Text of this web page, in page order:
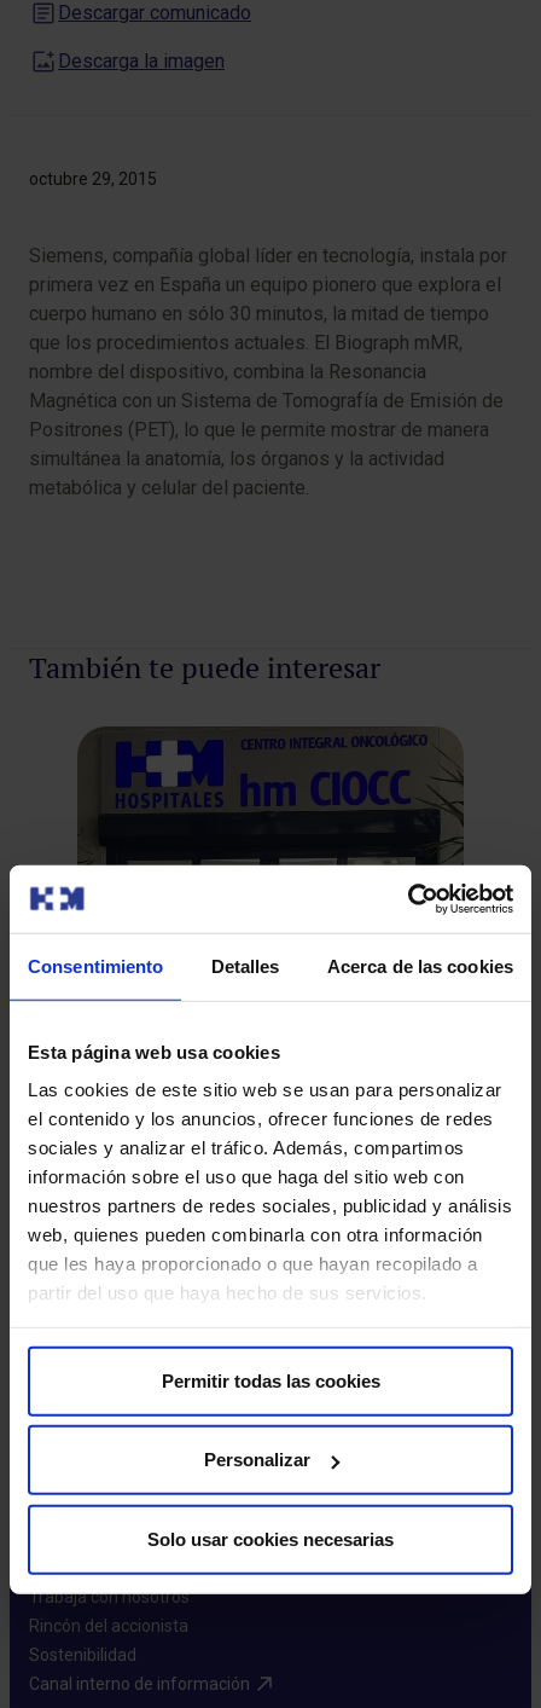
Consentimiento Detalles Acerca de las cookies
Esta página web usa cookies
Las cookies de este sitio web se usan para personalizar
el contenido y los anuncios, ofrecer funciones de redes
sociales y analizar el tráfico. Además, compartimos
información sobre el uso que haga del sitio web con
nuestros partners de redes sociales, publicidad y análisis
web, quienes pueden combinarla con otra información
que les haya proporcionado o que hayan recopilado a
partir del uso que haya hecho de sus servicios.
Permitir todas las cookies
Personalizar
Solo usar cookies necesarias
octubre 29, 2015
Siemens, compañía global líder en tecnología, instala por
primera vez en España un equipo pionero que explora el
cuerpo humano en sólo 30 minutos, la mitad de tiempo
que los procedimientos actuales. El Biograph mMR,
nombre del dispositivo, combina la Resonancia
Magnética con un Sistema de Tomografía de Emisión de
Positrones (PET), lo que le permite mostrar de manera
simultánea la anatomía, los órganos y la actividad
metabólica y celular del paciente.
Descargar comunicado
Descarga la imagen
También te puede interesar
HM Hospitales apuesta por prevenir el dolor
en el paciente oncológico
HM Hospitales de manera pionera en España ha puesto
en marcha un nuevo recurso asistencial orientado al
Leer más
Sobre nosotros
Excelencia en calidad​
Trabaja con nosotros​
Rincón del accionista​
Sostenibilidad​
Canal interno de información​